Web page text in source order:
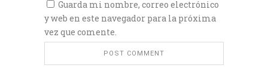
Guarda mi nombre, correo electrónico
y web en este navegador para la próxima
vez que comente.